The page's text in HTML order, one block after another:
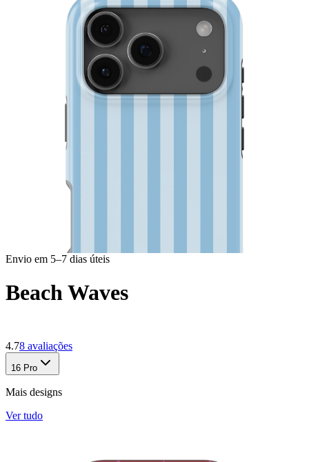
Envio em 5–7 dias úteis
Beach Waves
4.78 avaliações
16 Pro
Mais designs
Ver tudo